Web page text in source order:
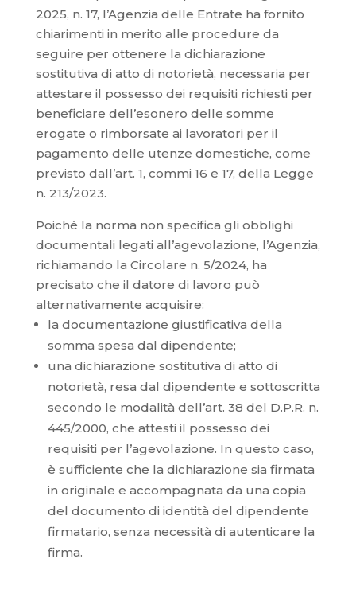
2025, n. 17, l’Agenzia delle Entrate ha fornito
chiarimenti in merito alle procedure da
seguire per ottenere la dichiarazione
sostitutiva di atto di notorietà, necessaria per
attestare il possesso dei requisiti richiesti per
beneficiare dell’esonero delle somme
erogate o rimborsate ai lavoratori per il
pagamento delle utenze domestiche, come
previsto dall’art. 1, commi 16 e 17, della Legge
n. 213/2023.
Poiché la norma non specifica gli obblighi
documentali legati all’agevolazione, l’Agenzia,
richiamando la Circolare n. 5/2024, ha
precisato che il datore di lavoro può
alternativamente acquisire:
la documentazione giustificativa della
somma spesa dal dipendente;
una dichiarazione sostitutiva di atto di
notorietà, resa dal dipendente e sottoscritta
secondo le modalità dell’art. 38 del D.P.R. n.
445/2000, che attesti il possesso dei
requisiti per l’agevolazione. In questo caso,
è sufficiente che la dichiarazione sia firmata
in originale e accompagnata da una copia
del documento di identità del dipendente
firmatario, senza necessità di autenticare la
firma.